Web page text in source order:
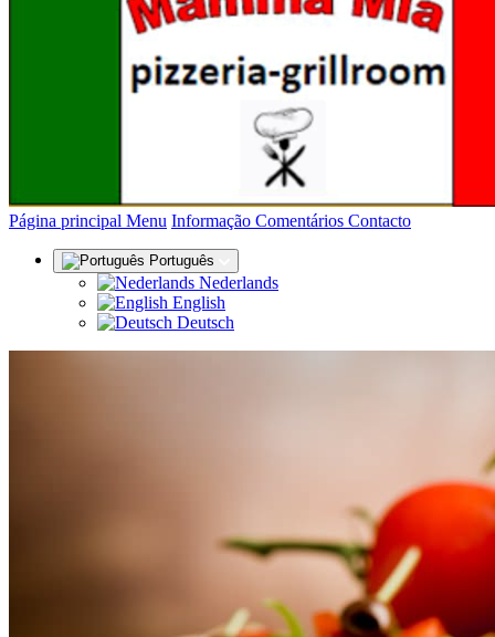
Página principal (actual)
Menu Informação Comentários Contacto
Português
Nederlands
English
Deutsch